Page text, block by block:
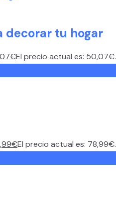
decorar tu hogar
€El precio actual es: 50,07€.
€El precio actual es: 78,99€.